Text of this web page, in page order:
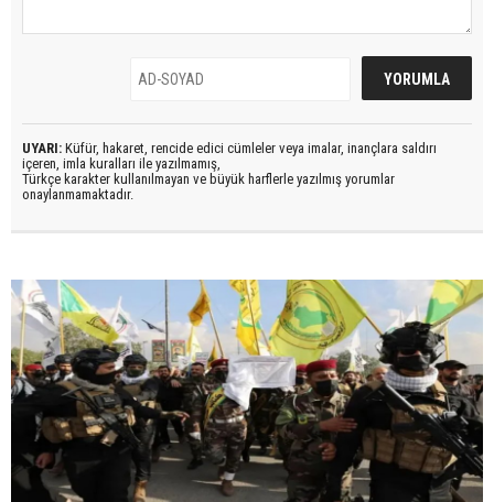
UYARI: Küfür, hakaret, rencide edici cümleler veya imalar, inançlara saldırı
içeren, imla kuralları ile yazılmamış,
Türkçe karakter kullanılmayan ve büyük harflerle yazılmış yorumlar
onaylanmamaktadır.